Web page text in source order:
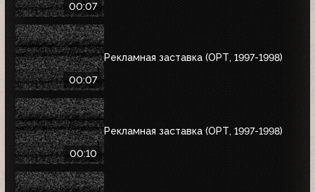
00:07
00:07
Рекламная заставка (ОРТ, 1997-1998)
00:10
Рекламная заставка (ОРТ, 1997-1998)